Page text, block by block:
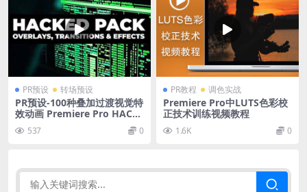
PR预设 转场预设
PR预设-100种叠加过渡视觉特
效动画 Premiere Pro HACKE
D PACK
537 0
PR教程 调色实战
Premiere Pro中LUTS色彩校
正技术训练视频教程
1.6K 0